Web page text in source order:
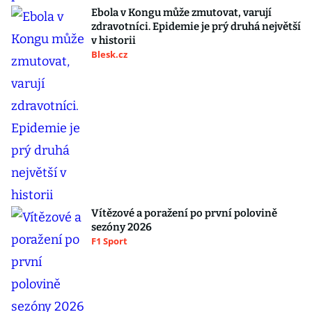
Ebola v Kongu může zmutovat, varují
zdravotníci. Epidemie je prý druhá největší
v historii
Blesk.cz
Vítězové a poražení po první polovině
sezóny 2026
F1 Sport